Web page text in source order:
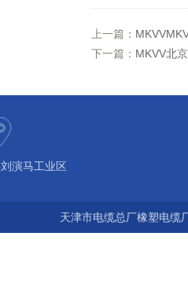
上一篇：
下一篇： MKVV北
演马工业区
天津市电缆总厂橡塑电